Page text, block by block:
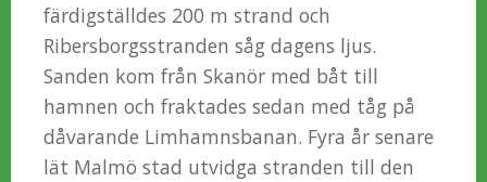
färdigställdes 200 m strand och
Ribersborgsstranden såg dagens ljus.
Sanden kom från Skanör med båt till
hamnen och fraktades sedan med tåg på
dåvarande Limhamnsbanan. Fyra år senare
lät Malmö stad utvidga stranden till den